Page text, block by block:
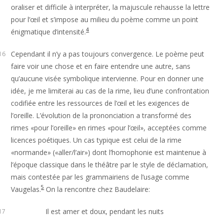
oraliser et difficile à interpréter, la majuscule rehausse la lettre
pour l’œil et s’impose au milieu du poème comme un point
énigmatique d’intensité.4
Cependant il n’y a pas toujours convergence. Le poème peut
faire voir une chose et en faire entendre une autre, sans
qu’aucune visée symbolique intervienne. Pour en donner une
idée, je me limiterai au cas de la rime, lieu d’une confrontation
codifiée entre les ressources de l’œil et les exigences de
l’oreille. L’évolution de la prononciation a transformé des
rimes «pour l’oreille» en rimes «pour l’œil», acceptées comme
licences poétiques. Un cas typique est celui de la rime
«normande» («aller/l’air») dont l’homophonie est maintenue à
l’époque classique dans le théâtre par le style de déclamation,
mais contestée par les grammairiens de l’usage comme
Vaugelas.5On la rencontre chez Baudelaire:
Il est amer et doux, pendant les nuits